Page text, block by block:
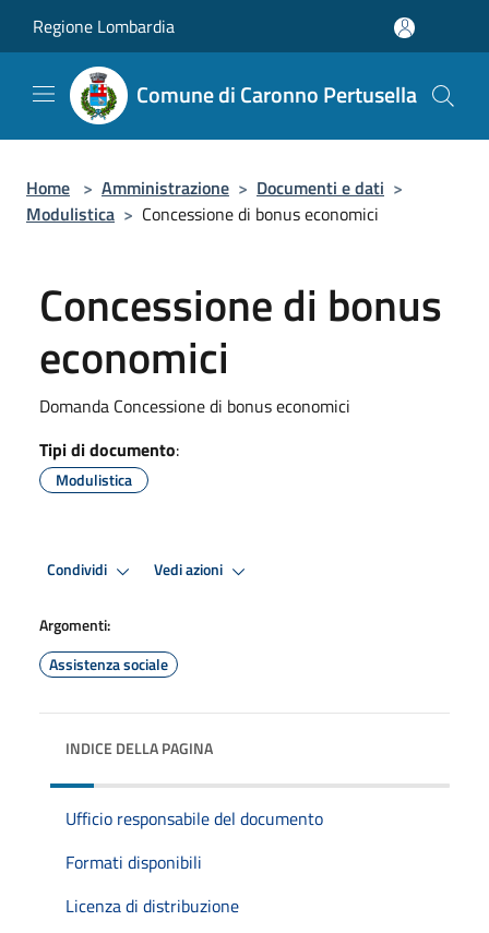
Regione Lombardia
Comune di Caronno Pertusella
Home > Amministrazione > Documenti e dati >
Modulistica > Concessione di bonus economici
Concessione di bonus
economici
Domanda Concessione di bonus economici
Tipi di documento:
Modulistica
Condividi Vedi azioni
Argomenti:
Assistenza sociale
INDICE DELLA PAGINA
Ufficio responsabile del documento
Formati disponibili
Licenza di distribuzione